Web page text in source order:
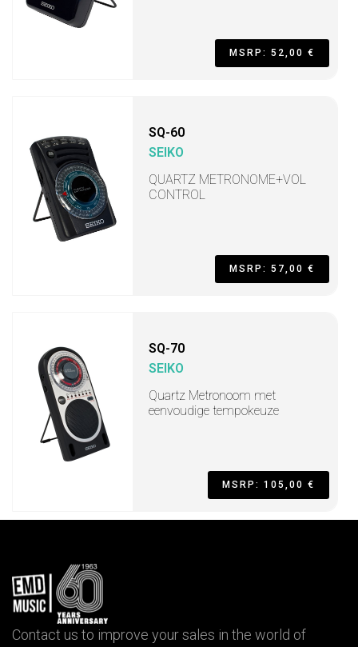
MSRP: 52,00 €
SQ-60
SEIKO
QUARTZ METRONOME+VOL
CONTROL
MSRP: 57,00 €
SQ-70
SEIKO
Quartz Metronoom met
eenvoudige tempokeuze
MSRP: 105,00 €
Contact us to improve your sales in the world of